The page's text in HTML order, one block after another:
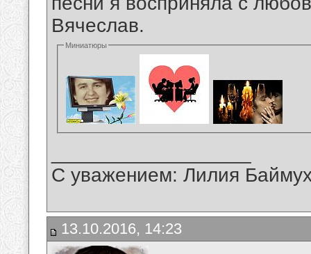
Вячеслав.
Миниатюры
С уважением: Лилия
13.10.2016, 14:23